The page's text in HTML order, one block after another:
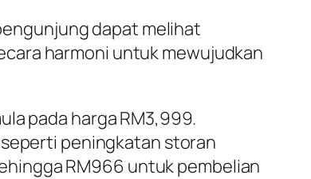
dapat melihat
harmoni untuk mewujudkan
pada harga RM3,999.
peningkatan storan
RM966 untuk pembelian